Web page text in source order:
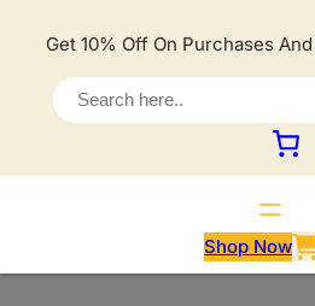
Get 10% Off On Purchases
e
a
r
c
h
Shop Now